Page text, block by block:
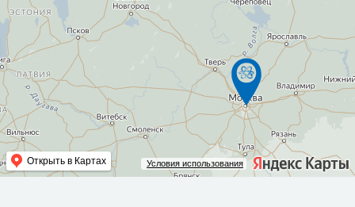
Условия использования
Открыть в Картах